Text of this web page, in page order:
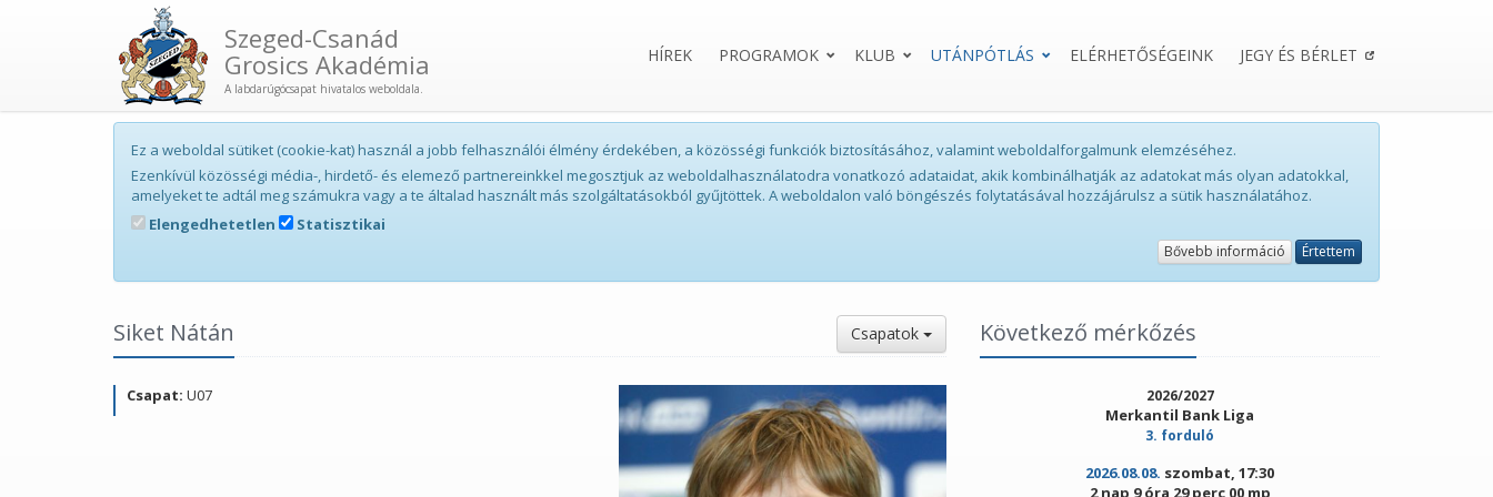
Szeged-Csanád
Grosics Akadémia
A labdarúgócsapat hivatalos weboldala.
HÍREK PROGRAMOK KLUB UTÁNPÓTLÁS ELÉRHETŐSÉGEINK JEGY ÉS BÉRLET
Ez a weboldal sütiket (cookie-kat) használ a jobb felhasználói élmény érdekében, a közösségi funkciók biztosításához, valamint weboldalforgalmunk elemzéséhez.
Ezenkívül közösségi média-, hirdető- és elemező partnereinkkel megosztjuk az weboldalhasználatodra vonatkozó adataidat, akik kombinálhatják az adatokat más olyan adatokkal,
amelyeket te adtál meg számukra vagy a te általad használt más szolgáltatásokból gyűjtöttek. A weboldalon való böngészés folytatásával hozzájárulsz a sütik használatához.
Elengedhetetlen
Statisztikai
Bővebb információ Értettem
Siket Nátán Csapatok
Csapat: U07
Következő mérkőzés
2026/2027
Merkantil Bank Liga
3. forduló
2026.08.08. szombat, 17:30
2 nap 9 óra 29 perc 00 mp